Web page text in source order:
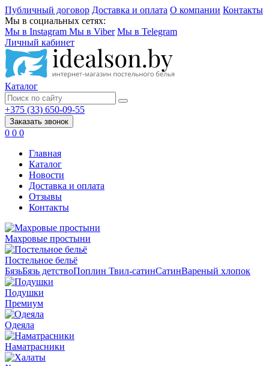
Публичный договор Доставка и оплата О компании Контакты
Мы в социальных сетях:
Мы в Instagram Мы в Viber Мы в Telegram
Личный кабинет
Каталог
+375 (33) 650-09-55
Заказать звонок
0 0 0
Главная
Каталог
Новости
Доставка и оплата
Отзывы
Контакты
Махровые простыни
Постельное бельё
БязьБязь детствоПоплин Твил-сатинСатинВареный хлопок
Подушки
Премиум
Одеяла
Наматрасники